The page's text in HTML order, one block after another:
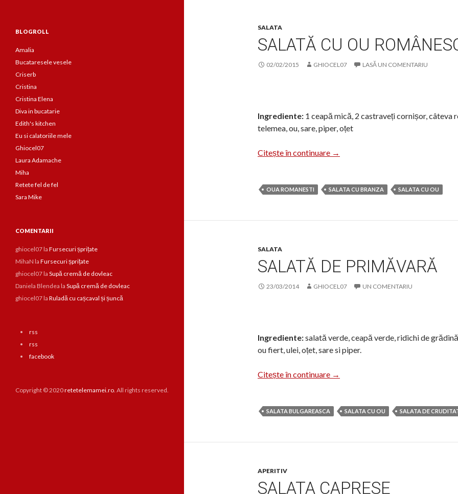
SALATA
SALATĂ CU OU
02/02/2015 GHIOCEL07 LASĂ UN COMENTARIU
Ingrediente: 1 ceapă mică, 2 castraveți cornișor, câteva
telemea, ou, sare, piper, oțet
Citește în continuare Salată cu ou românesc
→
OUA ROMANESTI SALATA CU BRANZA SALATA CU OU
SALATA
SALATĂ DE PRIMĂVARĂ
23/03/2014 GHIOCEL07 UN COMENTARIU
Ingrediente:salată verde, ceapă verde, ridichi de
ou fiert, ulei, oțet, sare si piper.
Citește în continuare Salată de primăvară
→
SALATA BULGAREASCA SALATA CU OU SALATA DE
APERITIV
SALATA CAPRESE
BLOGROLL
Amalia
Bucataresele vesele
Criserb
Cristina
Cristina Elena
Diva in bucatarie
Edith's kitchen
Eu si calatoriile mele
Ghiocel07
Laura Adamache
Miha
Retete fel de fel
Sara Mike
COMENTARII
ghiocel07la Fursecuri șprițate
MihaN la Fursecuri șprițate
ghiocel07la Supă cremă de dovleac
Daniela Blendea la Supă cremă de dovleac
ghiocel07la Ruladă cu cașcaval și șuncă
rss
rss
facebook
Copyright © 2020retetelemamei.ro. All rights reserved.